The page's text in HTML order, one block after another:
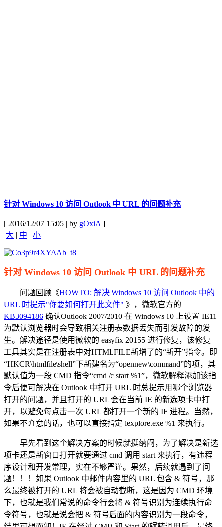
针对 Windows 10 访问 Outlook 中 URL 的问题补充
[ 2016/12/07 15:05 | by gOxiA]
大 | 中 | 小
针对 Windows 10 访问 Outlook 中 URL 的问题补充
问题回顾《HOWTO: 解决 Windows 10 访问 Outlook 中的
URL 时提示"你要如何打开此文件" 》，微软官方的
KB3094186 确认Outlook 2007/2010 在 Windows 10 上设置 IE11
为默认浏览器时会导致相关注册表数据丢失而引发故障的发
生。解决途径是使用微软的 easyfix 20155 进行修复，该修复
工具其实是在注册表中对HTMLFILE新增了的“新开”指令。即
“HKCR\htmlfile\shell”下新建名为“opennew\command”的项，其
默认值为一段 CMD 指令“cmd /c start %1”，微软解释添加该指
令后便可解决在 Outlook 中打开 URL 时总提示用哪个浏览器
打开的问题，并且打开的 URL 会在当前 IE 的新选项卡中打
开，以避免每点击一次 URL 都打开一个新的 IE 进程。当然，
如果不介意的话，也可以直接指定 iexplore.exe %1 来执行。
早先看到这个解决方案的时候就挺纳闷，为了解决是新选
项卡还是新窗口打开就要通过 cmd 调用 start 来执行，有违程
序设计和开发常理，实在不够严谨。果然，后续就遇到了问
题！！！如果 Outlook 中邮件内容里的 URL 包含 & 符号，那
么最终被打开的 URL 将会被自动截断，这是因为 CMD 环境
下，也就是我们常说的命令行会将 & 符号识别为连续执行命
令符号，也就是说会把 & 符号后面的内容识别为一段命令，